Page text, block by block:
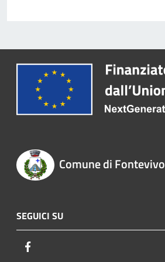
Comune di Fontevivo
SEGUICI SU